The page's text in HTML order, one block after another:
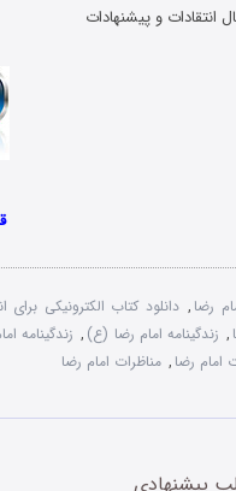
انتقادات و پیشنهادات
رضا , دانلود کتاب الکترونیکی برای
, زندگینامه امام رضا (ع) , زندگینامه
امام رضا , مناظرات امام رضا
پیشنهادی